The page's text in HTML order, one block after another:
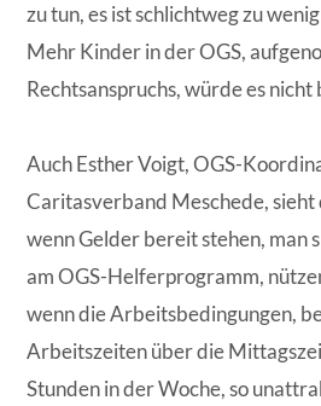
zu tun, es ist schlichtweg zu
Mehr Kinder in der OGS,
Rechtsanspruchs, würde es nicht
Auch Esther Voigt, OGS-
Caritasverband Meschede, sieht
wenn Gelder bereit stehen, man
am OGS-Helferprogramm,
wenn die Arbeitsbedingungen,
Arbeitszeiten über die
Stunden in der Woche, so